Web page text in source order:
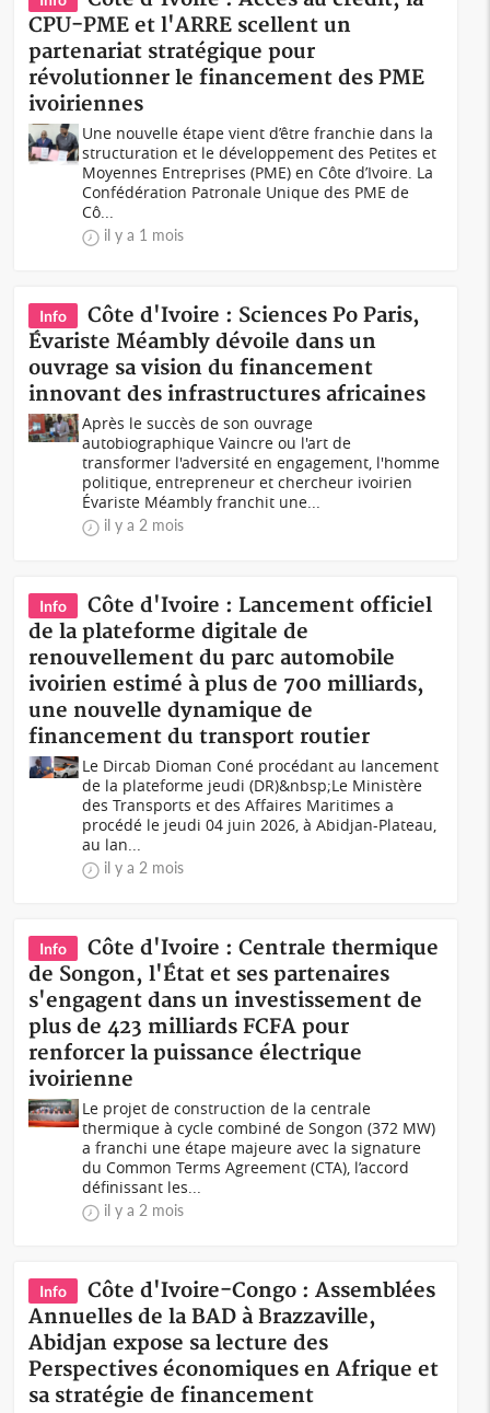
CPU-PME et l'ARRE scellent un
partenariat stratégique pour
révolutionner le financement des PME
ivoiriennes
Une nouvelle étape vient d’être franchie dans la
structuration et le développement des Petites et
Moyennes Entreprises (PME) en Côte d’Ivoire. La
Confédération Patronale Unique des PME de
Cô...
il y a 1 mois
Info
Côte d'Ivoire : Sciences Po Paris,
Évariste Méambly dévoile dans un
ouvrage sa vision du financement
innovant des infrastructures africaines
Après le succès de son ouvrage
autobiographique Vaincre ou l'art de
transformer l'adversité en engagement, l'homme
politique, entrepreneur et chercheur ivoirien
Évariste Méambly franchit une...
il y a 2 mois
Info
Côte d'Ivoire : Lancement officiel
de la plateforme digitale de
renouvellement du parc automobile
ivoirien estimé à plus de 700 milliards,
une nouvelle dynamique de
financement du transport routier
Le Dircab Dioman Coné procédant au lancement
de la plateforme jeudi (DR)&nbsp;Le Ministère
des Transports et des Affaires Maritimes a
procédé le jeudi 04 juin 2026, à Abidjan-Plateau,
au lan...
il y a 2 mois
Info
Côte d'Ivoire : Centrale thermique
de Songon, l'État et ses partenaires
s'engagent dans un investissement de
plus de 423 milliards FCFA pour
renforcer la puissance électrique
ivoirienne
Le projet de construction de la centrale
thermique à cycle combiné de Songon (372 MW)
a franchi une étape majeure avec la signature
du Common Terms Agreement (CTA), l’accord
définissant les...
il y a 2 mois
Info
Côte d'Ivoire-Congo : Assemblées
Annuelles de la BAD à Brazzaville,
Abidjan expose sa lecture des
Perspectives économiques en Afrique et
sa stratégie de financement